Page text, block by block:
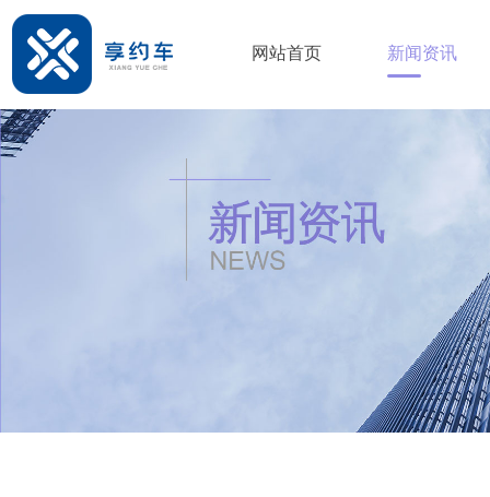
网站首页 新闻资讯